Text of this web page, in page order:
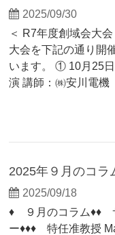
2025/09/30
＜ R7年度創域会大
大会を下記の通り開
います。 ① 10月25
演 講師：㈱安川電
2025年９月のコラ
2025/09/18
♦ ９月のコラム♦♦
ー♦♦♦ 特任准教授